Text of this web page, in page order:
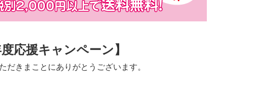
応援キャンペーン】
だきまことにありがとうございます。